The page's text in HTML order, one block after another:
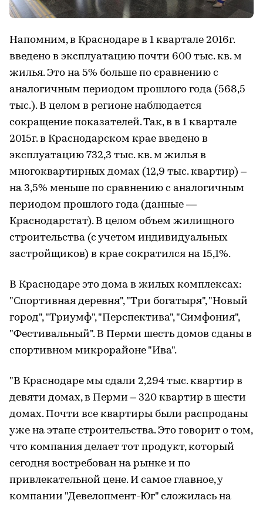
Напомним, в Краснодаре в 1 квартале 2016г.
введено в эксплуатацию почти 600 тыс. кв. м
жилья. Это на 5% больше по сравнению с
аналогичным периодом прошлого года (568,5
тыс.). В целом в регионе наблюдается
сокращение показателей. Так, в в 1 квартале
2015г. в Краснодарском крае введено в
эксплуатацию 732,3 тыс. кв. м жилья в
многоквартирных домах (12,9 тыс. квартир) –
на 3,5% меньше по сравнению с аналогичным
периодом прошлого года (данные —
Краснодарстат). В целом объем жилищного
строительства (с учетом индивидуальных
застройщиков) в крае сократился на 15,1%.
В Краснодаре это дома в жилых комплексах:
"Спортивная деревня", "Три богатыря", "Новый
город", "Триумф", "Перспектива", "Симфония",
"Фестивальный". В Перми шесть домов сданы в
спортивном микрорайоне "Ива".
"В Краснодаре мы сдали 2,294 тыс. квартир в
девяти домах, в Перми – 320 квартир в шести
домах. Почти все квартиры были распроданы
уже на этапе строительства. Это говорит о том,
что компания делает тот продукт, который
сегодня востребован на рынке и по
привлекательной цене. И самое главное, у
компании "Девелопмент-Юг" сложилась на